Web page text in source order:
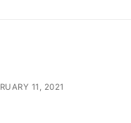
11, 2021